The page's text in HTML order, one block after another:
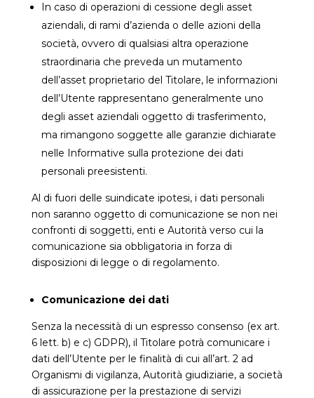
In caso di operazioni di cessione degli asset
aziendali, di rami d’azienda o delle azioni della
società, ovvero di qualsiasi altra operazione
straordinaria che preveda un mutamento
dell’asset proprietario del Titolare, le informazioni
dell’Utente rappresentano generalmente uno
degli asset aziendali oggetto di trasferimento,
ma rimangono soggette alle garanzie dichiarate
nelle Informative sulla protezione dei dati
personali preesistenti.
Al di fuori delle suindicate ipotesi, i dati personali
non saranno oggetto di comunicazione se non nei
confronti di soggetti, enti e Autorità verso cui la
comunicazione sia obbligatoria in forza di
disposizioni di legge o di regolamento.
Comunicazione dei dati
Senza la necessità di un espresso consenso (ex art.
6 lett. b) e c) GDPR), il Titolare potrà comunicare i
dati dell’Utente per le finalità di cui all’art. 2 ad
Organismi di vigilanza, Autorità giudiziarie, a società
di assicurazione per la prestazione di servizi